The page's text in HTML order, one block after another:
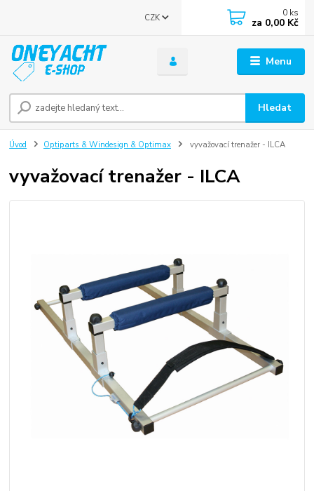
Menu
CZK
Hledat
0 ks
za 0,00 Kč
Úvod Optiparts & Windesign & Optimax vyvažovací trenažer - ILCA
vyvažovací trenažer - ILCA